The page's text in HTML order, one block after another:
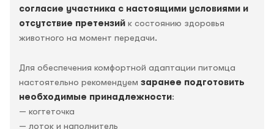
согласие участника с настоящими условиями и
отсутствие претензий к состоянию здоровья
животного на момент передачи.
Для обеспечения комфортной адаптации питомца
настоятельно рекомендуем заранее подготовить
необходимые принадлежности:
— когтеточка
— лоток и наполнитель